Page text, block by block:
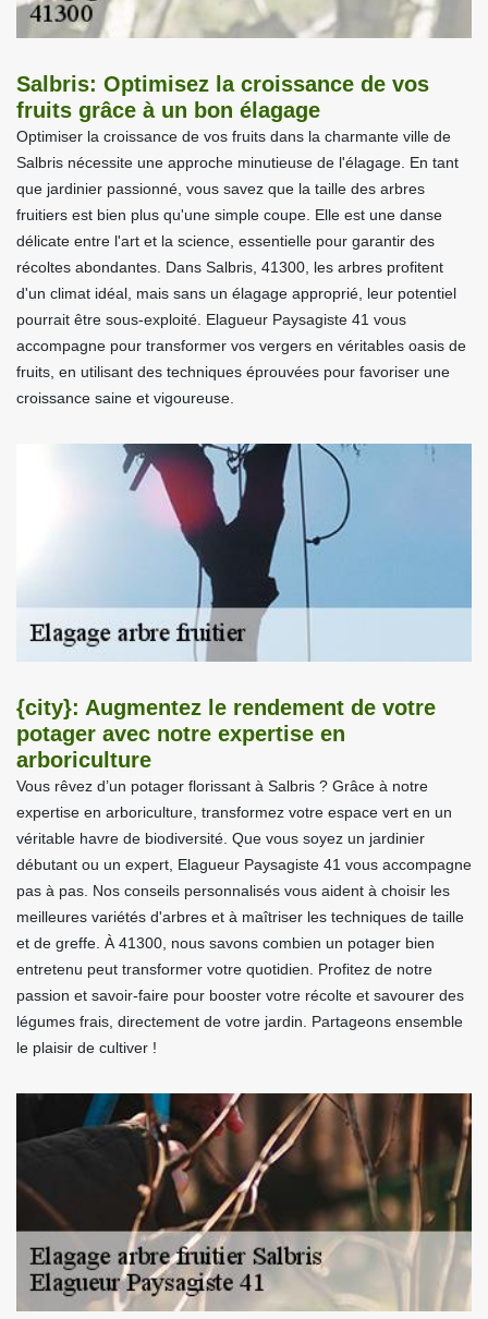
Salbris: Optimisez la croissance de vos
fruits grâce à un bon élagage
Optimiser la croissance de vos fruits dans la charmante ville de
Salbris nécessite une approche minutieuse de l'élagage. En tant
que jardinier passionné, vous savez que la taille des arbres
fruitiers est bien plus qu'une simple coupe. Elle est une danse
délicate entre l'art et la science, essentielle pour garantir des
récoltes abondantes. Dans Salbris, 41300, les arbres profitent
d'un climat idéal, mais sans un élagage approprié, leur potentiel
pourrait être sous-exploité. Elagueur Paysagiste 41 vous
accompagne pour transformer vos vergers en véritables oasis de
fruits, en utilisant des techniques éprouvées pour favoriser une
croissance saine et vigoureuse.
{city}: Augmentez le rendement de votre
potager avec notre expertise en
arboriculture
Vous rêvez d’un potager florissant à Salbris ? Grâce à notre
expertise en arboriculture, transformez votre espace vert en un
véritable havre de biodiversité. Que vous soyez un jardinier
débutant ou un expert, Elagueur Paysagiste 41 vous accompagne
pas à pas. Nos conseils personnalisés vous aident à choisir les
meilleures variétés d'arbres et à maîtriser les techniques de taille
et de greffe. À 41300, nous savons combien un potager bien
entretenu peut transformer votre quotidien. Profitez de notre
passion et savoir-faire pour booster votre récolte et savourer des
légumes frais, directement de votre jardin. Partageons ensemble
le plaisir de cultiver !